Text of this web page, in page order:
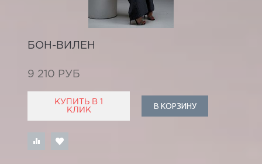
БОН-ВИЛЕН
9 210 РУБ
КУПИТЬ В 1
КЛИК
В КОРЗИНУ